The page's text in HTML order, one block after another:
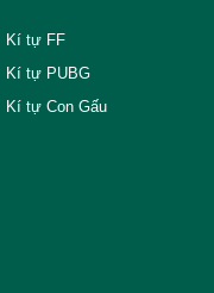
Kí tự FF
Kí tự PUBG
Kí tự Con Gấu